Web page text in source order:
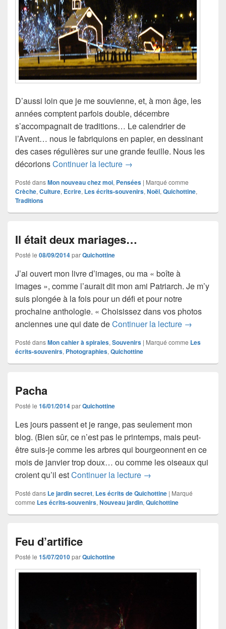
D’aussi loin que je me souvienne, et, à mon âge, les
années comptent parfois double, décembre
s’accompagnait de traditions… Le calendrier de
l’Avent… nous le fabriquions en papier, en dessinant
des cases régulières sur une grande feuille. Nous les
décorionsContinuer la lecture Traditions
→
Posté dansMon nouveau chez moi, Pensées | Marqué comme
Crèche, Culture, Ecrire, Les écrits-souvenirs, Noël, Quichottine,
Traditions
Il était deux mariages…
Posté le 08/09/2014parQuichottine
J’ai ouvert mon livre d’images, ou ma « boîte à
images », comme l’aurait dit mon ami Patriarch. Je m’y
suis plongée à la fois pour un défi et pour notre
prochaine anthologie. « Choisissez dans vos photos
anciennes une qui date deContinuer la lecture Il était
→
Posté dansMon cahier à spirales, Souvenirs | Marqué comme Les
écrits-souvenirs, Photographies, Quichottine
Pacha
Posté le 16/01/2014parQuichottine
Les jours passent et je range, pas seulement mon
blog. (Bien sûr, ce n’est pas le printemps, mais peut-
être suis-je comme les arbres qui bourgeonnent en ce
mois de janvier trop doux… ou comme les oiseaux qui
croient qu’il estContinuer la lecture Pacha
→
Posté dans Le jardin secret, Les écrits de Quichottine | Marqué
comme Les écrits-souvenirs, Nouveau jardin, Quichottine
Feu d’artifice
Posté le 15/07/2010parQuichottine